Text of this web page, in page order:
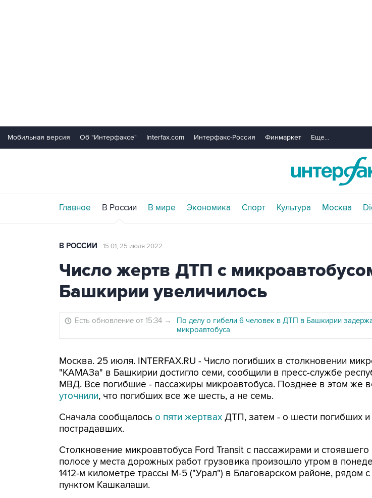
Мобильная версия Об "Интерфаксе" Interfax.com Интерфакс-Россия Финмаркет Еще...
Главное В России В мире Экономика Спорт Культура Москва
В РОССИИ 15:01, 25 июля 2022
Число жертв ДТП с
Башкирии увеличилось
Есть обновление от 15:34 →
По делу о гибели 6 человек в ДТП в Башкирии
микроавтобуса
Москва. 25 июля. INTERFAX.RU - Число погибших в столкновении
"КАМАЗа" в Башкирии достигло семи, сообщили в пресс-службе
МВД. Все погибшие - пассажиры микроавтобуса. Позднее в этом же
уточнили, что погибших все же шесть, а не семь.
Сначала сообщалось о пяти жертвах ДТП, затем - о шести погибших и
пострадавших.
Столкновение микроавтобуса Ford Transit с пассажирами и стоявшего
полосе у места дорожных работ грузовика произошло утром в
1412-м километре трассы М-5 ("Урал") в Благоварском районе, рядом
пунктом Кашкалаши.